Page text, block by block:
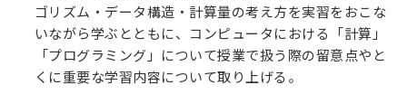
ゴリズム・データ構造・計算量の考え方を実習をおこな
いながら学ぶとともに、コンピュータにおける「計算」
「プログラミング」について授業で扱う際の留意点やと
くに重要な学習内容について取り上げる。